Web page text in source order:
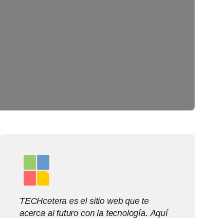
TECHcetera es el sitio web que te
acerca al futuro con la tecnología. Aquí